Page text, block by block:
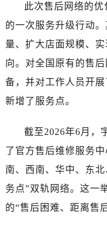
此次售后网络的
的一次服务升级行动
量、扩大店面规模、
向。对全国原有的售
备，并对工作人员开
新增了服务点。
截至2026年6月，
了官方售后维修服务
南、西南、华中、东
务点”双轨网络。这一
的“售后困难、距离售